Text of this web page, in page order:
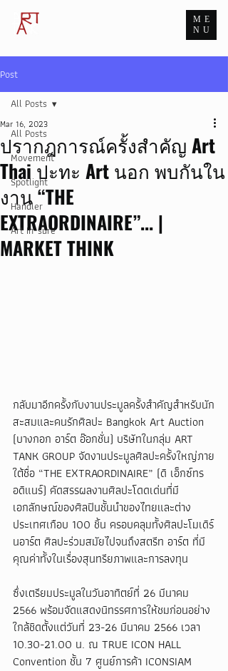
ME
NU
Post
All Posts
Movement
Spotlight
Handler
Art In-sure
All Posts
ปรากฎการณ์ครั้งสำคัญ Art
Thai ปะทะ Art นอก พบกันใน
งาน “THE
EXTRAORDINAIRE”... |
MARKET THINK
Mar 16, 2023
กลับมาอีกครั้งกับงานประมูลครั้งสำคัญสำหรับนัก
สะสมและคนรักศิลปะ Bangkok Art Auction
(บางกอก อาร์ต อ๊อกชั่น) บริษัทในกลุ่ม ART
TANK GROUP จัดงานประมูลศิลปะครั้งใหญ่ภาย
ใต้ชื่อ “THE EXTRAORDINAIRE” (ดิ เอ็กซ์ทร
อดิแนร์) คัดสรรผลงานศิลปะโดดเด่นที่มี
เอกลักษณ์ของศิลปินชั้นนำของไทยและต่าง
ประเทศเกือบ 100 ชิ้น ครอบคลุมทั้งศิลปะโมเดิร์
นอาร์ต ศิลปะร่วมสมัยไปจนถึงสตรีท อาร์ต ที่มี
คุณค่าทั้งในเรื่องสุนทรียภาพและการลงทุน
ซึ่งเตรียมประมูลในวันอาทิตย์ที่ 26 มีนาคม
2566 พร้อมจัดแสดงนิทรรศการให้ชมก่อนอย่าง
ใกล้ชิดตั้งแต่วันที่ 23-26 มีนาคม 2566 เวลา
10.30-21.00 น. ณ TRUE ICON HALL
Convention ชั้น 7 ศูนย์การค้า ICONSIAM